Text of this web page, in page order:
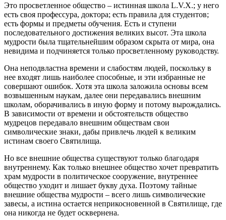
Это просветленное общество – истинная школа L.V.X.; у него
есть своя профессура, доктора; есть правила для студентов;
есть формы и предметы обучения. Есть и ступени
последовательного достижения великих высот. Эта школа
мудрости была тщательнейшим образом скрыта от мира, она
невидима и подчиняется только просветленному руководству.
Она неподвластна времени и слабостям людей, поскольку в
нее входят лишь наиболее способные, и эти избранные не
совершают ошибок. Хотя эта школа заложила основы всем
возвышенным наукам, далее они передавались внешним
школам, оборачивались в иную форму и потому вырождались.
В зависимости от времени и обстоятельств общество
мудрецов передавало внешним обществам свои
символические знаки, дабы привлечь людей к великим
истинам своего Святилища.
Но все внешние общества существуют только благодаря
внутреннему. Как только внешнее общество хочет превратить
храм мудрости в политическое сооружение, внутреннее
общество уходит и лишает букву духа. Поэтому тайные
внешние общества мудрости – всего лишь символические
завесы, а истина остается неприкосновенной в Святилище, где
она никогда не будет осквернена.